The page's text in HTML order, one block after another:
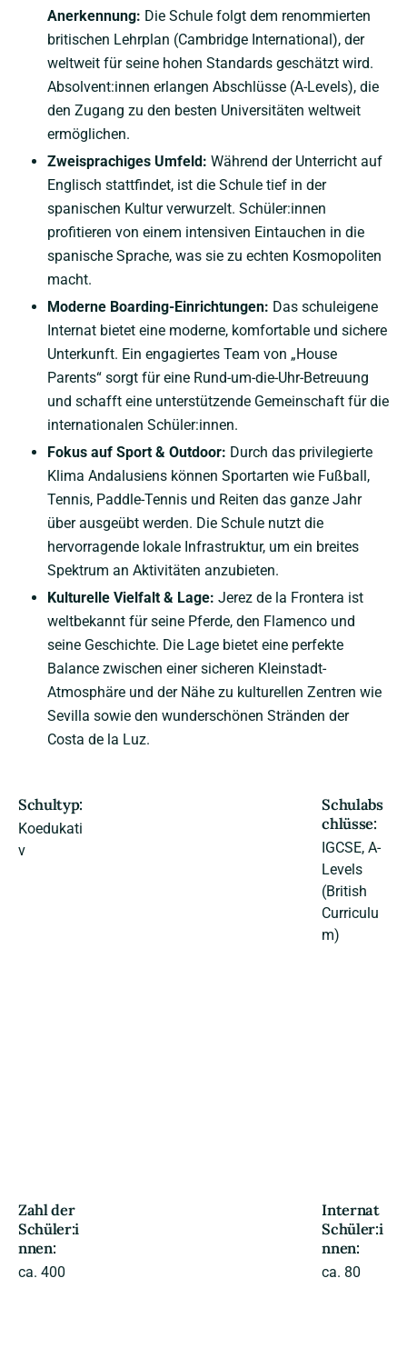
Anerkennung: Die Schule folgt dem renommierten
britischen Lehrplan (Cambridge International), der
weltweit für seine hohen Standards geschätzt wird.
Absolvent:innen erlangen Abschlüsse (A-Levels), die
den Zugang zu den besten Universitäten weltweit
ermöglichen.
Zweisprachiges Umfeld: Während der Unterricht auf
Englisch stattfindet, ist die Schule tief in der
spanischen Kultur verwurzelt. Schüler:innen
profitieren von einem intensiven Eintauchen in die
spanische Sprache, was sie zu echten Kosmopoliten
macht.
Moderne Boarding-Einrichtungen: Das schuleigene
Internat bietet eine moderne, komfortable und sichere
Unterkunft. Ein engagiertes Team von „House
Parents“ sorgt für eine Rund-um-die-Uhr-Betreuung
und schafft eine unterstützende Gemeinschaft für die
internationalen Schüler:innen.
Fokus auf Sport & Outdoor: Durch das privilegierte
Klima Andalusiens können Sportarten wie Fußball,
Tennis, Paddle-Tennis und Reiten das ganze Jahr
über ausgeübt werden. Die Schule nutzt die
hervorragende lokale Infrastruktur, um ein breites
Spektrum an Aktivitäten anzubieten.
Kulturelle Vielfalt & Lage: Jerez de la Frontera ist
weltbekannt für seine Pferde, den Flamenco und
seine Geschichte. Die Lage bietet eine perfekte
Balance zwischen einer sicheren Kleinstadt-
Atmosphäre und der Nähe zu kulturellen Zentren wie
Sevilla sowie den wunderschönen Stränden der
Costa de la Luz.
Schultyp:
Koedukati
v
Schulabs
chlüsse:
IGCSE, A-
Levels
(British
Curriculu
m)
Zahl der
Schüler:i
nnen:
ca. 400
Internat
Schüler:i
nnen:
ca. 80